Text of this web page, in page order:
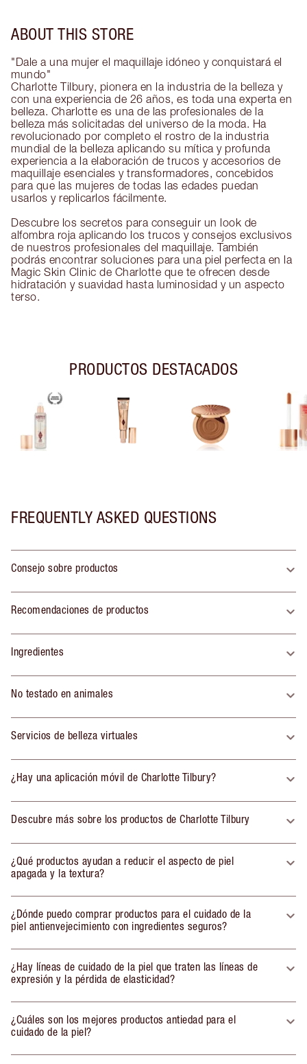
ABOUT THIS STORE
"Dale a una mujer el maquillaje idóneo y conquistará el
mundo"
Charlotte Tilbury, pionera en la industria de la belleza y
con una experiencia de 26 años, es toda una experta en
belleza. Charlotte es una de las profesionales de la
belleza más solicitadas del universo de la moda. Ha
revolucionado por completo el rostro de la industria
mundial de la belleza aplicando su mítica y profunda
experiencia a la elaboración de trucos y accesorios de
maquillaje esenciales y transformadores, concebidos
para que las mujeres de todas las edades puedan
usarlos y replicarlos fácilmente.
Descubre los secretos para conseguir un look de
alfombra roja aplicando los trucos y consejos exclusivos
de nuestros profesionales del maquillaje. También
podrás encontrar soluciones para una piel perfecta en la
Magic Skin Clinic de Charlotte que te ofrecen desde
hidratación y suavidad hasta luminosidad y un aspecto
terso.
PRODUCTOS DESTACADOS
FREQUENTLY ASKED QUESTIONS
Consejo sobre productos
Recomendaciones de productos
Ingredientes
No testado en animales
Servicios de belleza virtuales
¿Hay una aplicación móvil de Charlotte Tilbury?
Descubre más sobre los productos de Charlotte Tilbury
¿Qué productos ayudan a reducir el aspecto de piel
apagada y la textura?
¿Dónde puedo comprar productos para el cuidado de la
piel antienvejecimiento con ingredientes seguros?
¿Hay líneas de cuidado de la piel que traten las líneas de
expresión y la pérdida de elasticidad?
¿Cuáles son los mejores productos antiedad para el
cuidado de la piel?